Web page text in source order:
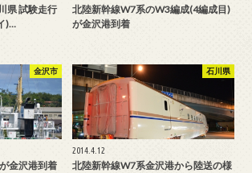
県 試験走行
)…
北陸新幹線W7系のW3編成(4編成目)
が金沢港到着
金沢市
金沢港到着
石川県
2014.4.12
北陸新幹線W7系金沢港から陸送の様